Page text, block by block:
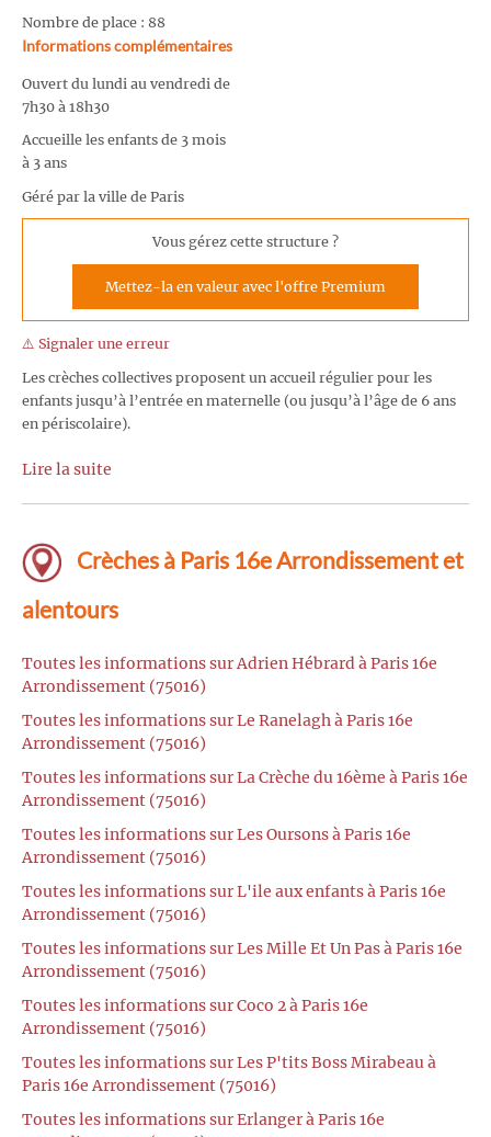
Nombre de place : 88
Informations complémentaires
Ouvert du lundi au vendredi de
7h30 à 18h30
Accueille les enfants de 3 mois
à 3 ans
Géré par la ville de Paris
Vous gérez cette structure ?
Mettez-la en valeur avec l'offre Premium
⚠️ Signaler une erreur
Les crèches collectives proposent un accueil régulier pour les
enfants jusqu’à l’entrée en maternelle (ou jusqu’à l’âge de 6 ans
en périscolaire).
Lire la suite
Crèches à Paris 16e Arrondissement et
alentours
Toutes les informations sur Adrien Hébrard à Paris 16e
Arrondissement (75016)
Toutes les informations sur Le Ranelagh à Paris 16e
Arrondissement (75016)
Toutes les informations sur La Crèche du 16ème à Paris 16e
Arrondissement (75016)
Toutes les informations sur Les Oursons à Paris 16e
Arrondissement (75016)
Toutes les informations sur L'ile aux enfants à Paris 16e
Arrondissement (75016)
Toutes les informations sur Les Mille Et Un Pas à Paris 16e
Arrondissement (75016)
Toutes les informations sur Coco 2 à Paris 16e
Arrondissement (75016)
Toutes les informations sur Les P'tits Boss Mirabeau à
Paris 16e Arrondissement (75016)
Toutes les informations sur Erlanger à Paris 16e